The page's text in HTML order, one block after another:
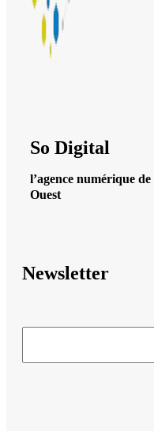
So Digital
l’agence numérique
Ouest
Newsletter